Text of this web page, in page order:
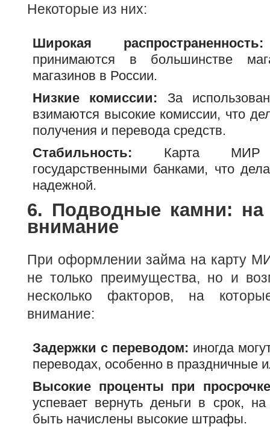
Некоторые из них:
Широкая распространенность:
принимаются в большинстве
магазинов в России.
Низкие комиссии: За
взимаются высокие комиссии, что
получения и перевода средств.
Стабильность: Карта МИР
государственными банками, что
надежной.
6. Подводные камни: на
внимание
При оформлении займа на карту
не только преимущества, но и
несколько факторов, на
внимание:
Задержки с переводом: иногда
переводах, особенно в праздничные
Высокие проценты при
успевает вернуть деньги в срок,
быть начислены высокие штрафы.